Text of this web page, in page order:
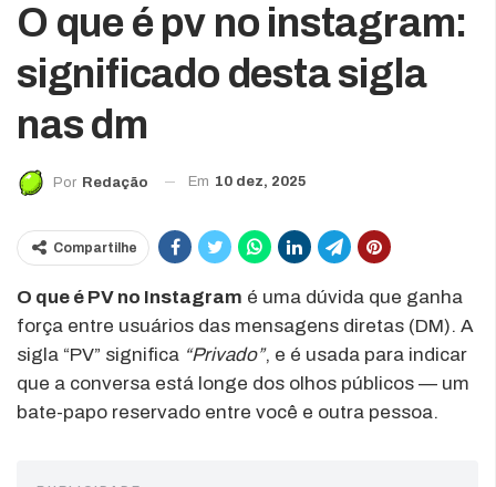
O que é pv no instagram:
significado desta sigla
nas dm
Por Redação Em 10 dez, 2025
Compartilhe
O que é PV no Instagram é uma dúvida que ganha
força entre usuários das mensagens diretas (DM). A
sigla “PV” significa “Privado”, e é usada para indicar
que a conversa está longe dos olhos públicos — um
bate-papo reservado entre você e outra pessoa.